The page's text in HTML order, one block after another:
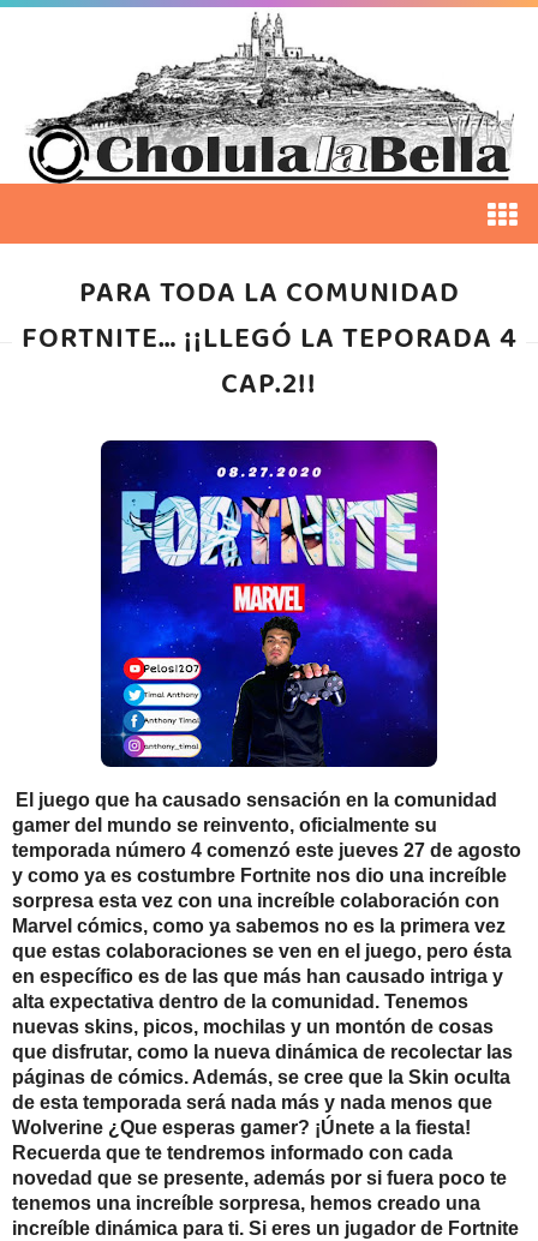
PARA TODA LA COMUNIDAD
FORTNITE… ¡¡LLEGÓ LA TEPORADA 4
CAP.2!!
El juego que ha causado sensación en la comunidad
gamer del mundo se reinvento, oficialmente su
temporada número 4 comenzó este jueves 27 de agosto
y como ya es costumbre Fortnite nos dio una increíble
sorpresa esta vez con una increíble colaboración con
Marvel cómics, como ya sabemos no es la primera vez
que estas colaboraciones se ven en el juego, pero ésta
en específico es de las que más han causado intriga y
alta expectativa dentro de la comunidad. Tenemos
nuevas skins, picos, mochilas y un montón de cosas
que disfrutar, como la nueva dinámica de recolectar las
páginas de cómics. Además, se cree que la Skin oculta
de esta temporada será nada más y nada menos que
Wolverine ¿Que esperas gamer? ¡Únete a la fiesta!
Recuerda que te tendremos informado con cada
novedad que se presente, además por si fuera poco te
tenemos una increíble sorpresa, hemos creado una
increíble dinámica para ti. Si eres un jugador de Fortnite